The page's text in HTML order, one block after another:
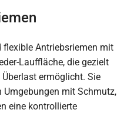
flexible Antriebsriemen mit
Lauffläche, die gezielt
ermöglicht. Sie
mit Schmutz,
eine kontrollierte